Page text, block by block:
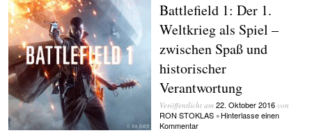
Battlefield 1: Der 1.
Weltkrieg als Spiel –
zwischen Spaß und
historischer
Verantwortung
Veröffentlicht am 22. Oktober 2016von
RON STOKLAS • Hinterlasse einen
Kommentar